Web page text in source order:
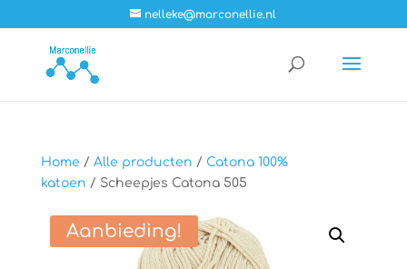
nelleke@marconellie.nl
Home / Alle producten / Catona 100%
katoen / Scheepjes Catona 505
Aanbieding!